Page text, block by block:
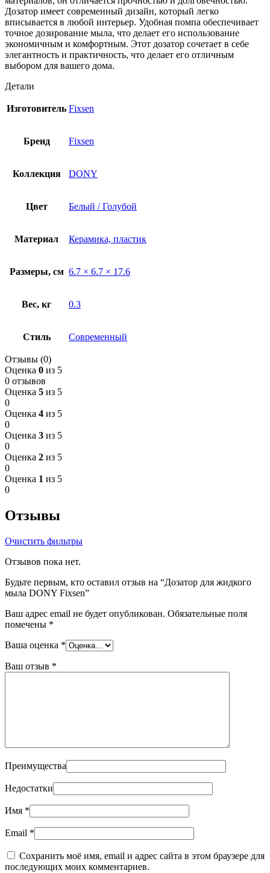
Дозатор имеет современный дизайн, который легко
вписывается в любой интерьер. Удобная помпа обеспечивает
точное дозирование мыла, что делает его использование
экономичным и комфортным. Этот дозатор сочетает в себе
элегантность и практичность, что делает его отличным
выбором для вашего дома.
Детали
Изготовитель Fixsen
Бренд Fixsen
Коллекция DONY
Цвет Белый / Голубой
Материал Керамика, пластик
Размеры, см 6.7 × 6.7 × 17.6
Вес, кг 0.3
Стиль Современный
Отзывы (0)
Оценка 0 из 5
0 отзывов
Оценка 5 из 5
0
Оценка 4 из 5
0
Оценка 3 из 5
0
Оценка 2 из 5
0
Оценка 1 из 5
0
Отзывы
Очистить фильтры
Отзывов пока нет.
Будьте первым, кто оставил отзыв на “Дозатор для жидкого
мыла DONY Fixsen”
Ваш адрес email не будет опубликован. Обязательные поля
помечены *
Ваша оценка *
Ваш отзыв *
Преимущества
Недостатки
Имя *
Email *
Сохранить моё имя, email и адрес сайта в этом браузере для
последующих моих комментариев.